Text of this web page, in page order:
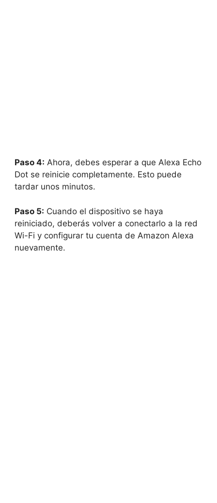
Paso 4: Ahora, debes esperar a que Alexa Echo
Dot se reinicie completamente. Esto puede
tardar unos minutos.
Paso 5: Cuando el dispositivo se haya
reiniciado, deberás volver a conectarlo a la red
Wi-Fi y configurar tu cuenta de Amazon Alexa
nuevamente.